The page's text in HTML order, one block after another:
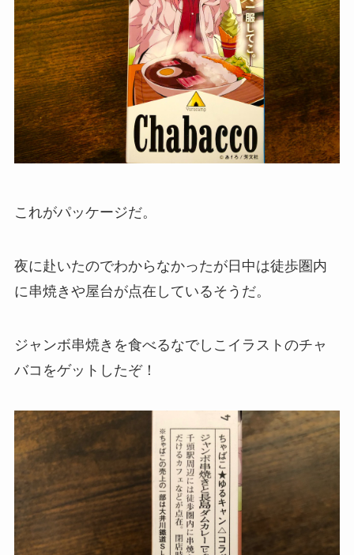
これがパッケージだ。
夜に赴いたのでわからなかったが日中は徒歩圏内
に串焼きや屋台が点在しているそうだ。
ジャンボ串焼きを食べるなでしこイラストのチャ
バコをゲットしたぞ！